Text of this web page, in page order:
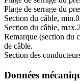
Plage de serrage du
Section du câble, min.
Section du câble, max.
Remarque (section du
de câble.
Section des
Données